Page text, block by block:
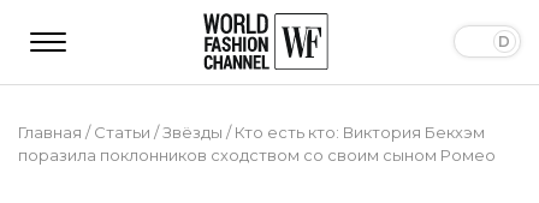
Главная /Статьи /Звёзды /Кто есть кто: Виктория Бекхэм
поразила поклонников сходством со своим сыном Ромео